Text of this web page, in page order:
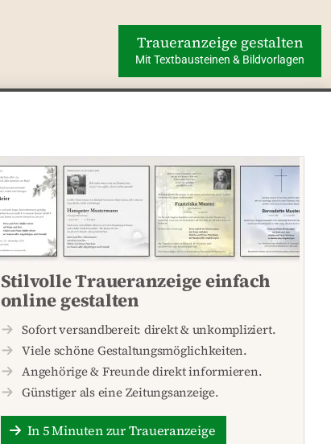
Traueranzeige gestalten
Mit Textbausteinen & Bildvorlagen
Stilvolle Traueranzeige einfach
online gestalten
Sofort versandbereit: direkt & unkompliziert.
Viele schöne Gestaltungsmöglichkeiten.
Angehörige & Freunde direkt informieren.
Günstiger als eine Zeitungsanzeige.
In 5 Minuten zur Traueranzeige